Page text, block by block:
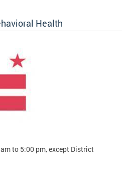
Health
to 5:00 pm, except District